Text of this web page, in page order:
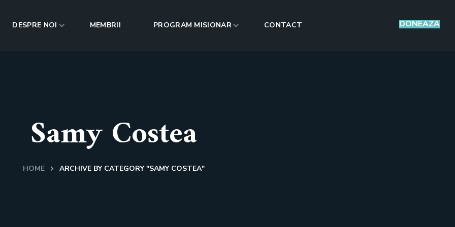
DESPRE NOI MEMBRII PROGRAM MISIONAR CONTACT DONEAZA
Samy Costea
HOME ARCHIVE BY CATEGORY "SAMY COSTEA"